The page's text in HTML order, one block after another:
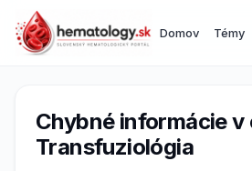
Domov Témy
Chybné informácie v
Transfuziológia